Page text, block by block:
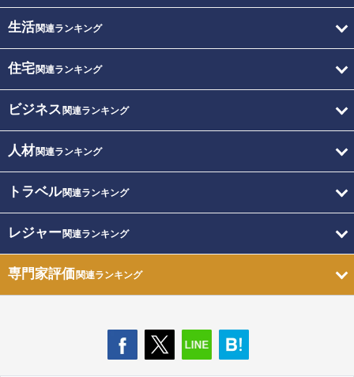
生活関連ランキング
住宅関連ランキング
ビジネス 関連ランキング
人材関連ランキング
トラベル関連ランキング
レジャー関連ランキング
専門家評価関連ランキング